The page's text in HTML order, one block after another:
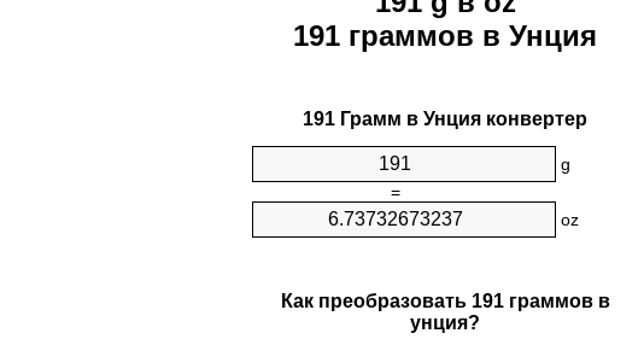
191 граммов в Унция
191 Грамм в Унция конвертер
g
=
oz
Как преобразовать 191 граммов в
унция?